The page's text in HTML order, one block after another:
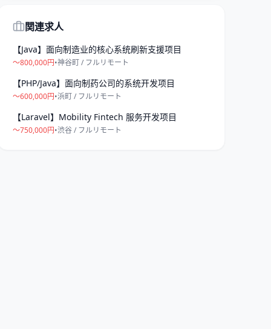
関連求人
【Java】面向制造业的核心系统刷新支援项目
〜800,000円•神谷町/ フルリモート
【PHP/Java】面向制药公司的系统开发项目
〜600,000円•浜町/ フルリモート
【Laravel】Mobility Fintech 服务开发项目
〜750,000円•渋谷/ フルリモート